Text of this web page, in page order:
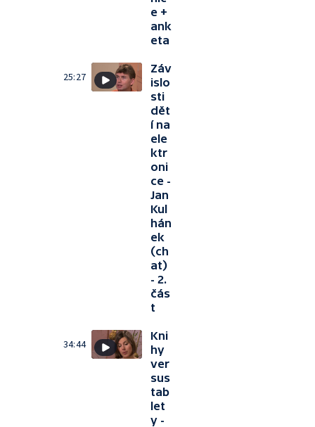
e +
ank
eta
25:27
Záv
islo
sti
dět
í na
ele
ktr
oni
ce -
Jan
Kul
hán
ek
(ch
at)
- 2.
čás
t
34:44
Kni
hy
ver
sus
tab
let
y -